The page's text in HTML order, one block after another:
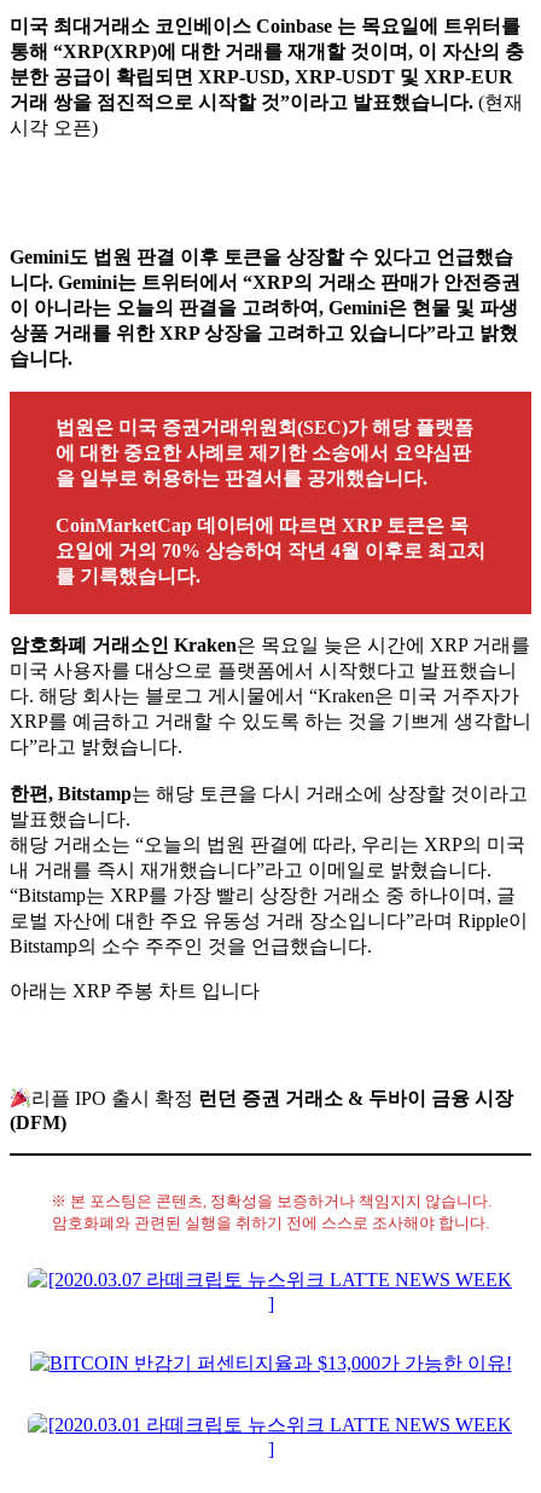
미국 최대거래소 코인베이스 Coinbase 는 목요일에 트위터를
통해 “XRP(XRP)에 대한 거래를 재개할 것이며, 이 자산의 충
분한 공급이 확립되면 XRP-USD, XRP-USDT 및 XRP-EUR
거래 쌍을 점진적으로 시작할 것”이라고 발표했습니다. (현재
시각 오픈)
Gemini도 법원 판결 이후 토큰을 상장할 수 있다고 언급했습
니다. Gemini는 트위터에서 “XRP의 거래소 판매가 안전증권
이 아니라는 오늘의 판결을 고려하여, Gemini은 현물 및 파생
상품 거래를 위한 XRP 상장을 고려하고 있습니다”라고 밝혔
습니다.
법원은 미국 증권거래위원회(SEC)가 해당 플랫폼
에 대한 중요한 사례로 제기한 소송에서 요약심판
을 일부로 허용하는 판결서를 공개했습니다.
CoinMarketCap 데이터에 따르면 XRP 토큰은 목
요일에 거의 70% 상승하여 작년 4월 이후로 최고치
를 기록했습니다.
암호화폐 거래소인 Kraken은 목요일 늦은 시간에 XRP 거래를
미국 사용자를 대상으로 플랫폼에서 시작했다고 발표했습니
다. 해당 회사는 블로그 게시물에서 “Kraken은 미국 거주자가
XRP를 예금하고 거래할 수 있도록 하는 것을 기쁘게 생각합니
다”라고 밝혔습니다.
한편, Bitstamp는 해당 토큰을 다시 거래소에 상장할 것이라고
발표했습니다.
해당 거래소는 “오늘의 법원 판결에 따라, 우리는 XRP의 미국
내 거래를 즉시 재개했습니다”라고 이메일로 밝혔습니다.
“Bitstamp는 XRP를 가장 빨리 상장한 거래소 중 하나이며, 글
로벌 자산에 대한 주요 유동성 거래 장소입니다”라며 Ripple이
Bitstamp의 소수 주주인 것을 언급했습니다.
아래는 XRP 주봉 차트 입니다
리플 IPO 출시 확정 런던 증권 거래소 & 두바이 금융 시장
(DFM)
※ 본 포스팅은 콘텐츠, 정확성을 보증하거나 책임지지 않습니다.
암호화폐와 관련된 실행을 취하기 전에 스스로 조사해야 합니다.